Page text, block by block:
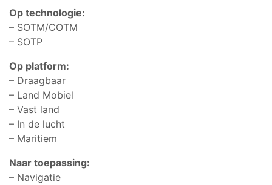
Op technologie:
– SOTM/COTM
– SOTP
Op platform:
– Draagbaar
– Land Mobiel
– Vast land
– In de lucht
– Maritiem
Naar toepassing:
– Navigatie